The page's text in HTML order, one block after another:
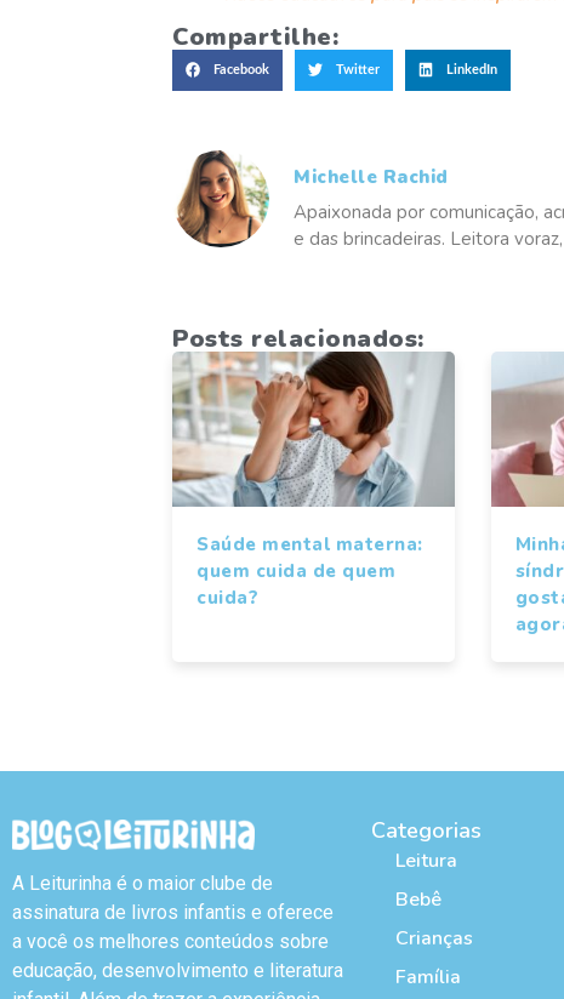
Compartilhe:
Facebook Twitter LinkedIn
Michelle Rachid
Apaixonada por comunicação,
e das brincadeiras. Leitora
Posts relacionados:
Saúde mental materna:
quem cuida de quem
cuida?
A Leiturinha é o maior clube de
assinatura de livros infantis e oferece
a você os melhores conteúdos sobre
educação, desenvolvimento e literatura
Categorias
Leitura
Bebê
Crianças
Família